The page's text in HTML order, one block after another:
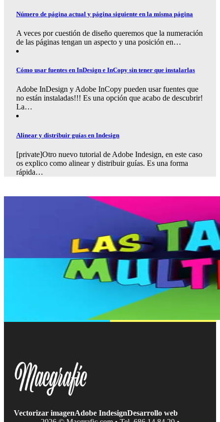
Número de página actual y página siguiente en la misma página
A veces por cuestión de diseño queremos que la numeración
de las páginas tengan un aspecto y una posición en…
Cómo usar fuentes en InDesign e InCopy sin tener que instalarlas
Adobe InDesign y Adobe InCopy pueden usar fuentes que
no están instaladas!!! Es una opción que acabo de descubrir!
La…
Alinear y distribuir guías en Indesign
[private]Otro nuevo tutorial de Adobe Indesign, en este caso
os explico como alinear y distribuir guías. Es una forma
rápida…
Vectorizar imagenAdobe IndesignDesarrollo web